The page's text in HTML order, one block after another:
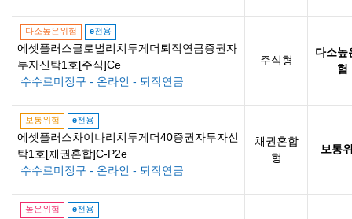
다소높은위험 e전용
에셋플러스글로벌리치투게더퇴직연금증권자
투자신탁1호[주식]Ce
수수료미징구 - 온라인 - 퇴직연금
주식형
다소높
험
보통위험 e전용
에셋플러스차이나리치투게더40증권자투자신
탁1호[채권혼합]C-P2e
수수료미징구 - 온라인 - 퇴직연금
채권혼합
형
보통
높은위험 e전용